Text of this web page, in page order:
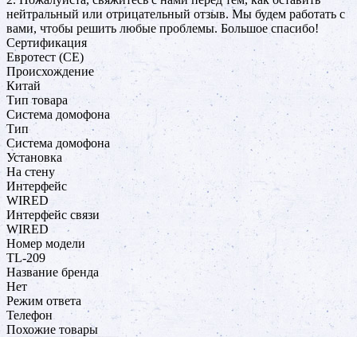
нейтральный или отрицательный отзыв. Мы будем работать с
вами, чтобы решить любые проблемы. Большое спасибо!
Сертификация
Евротест (СЕ)
Происхождение
Китай
Тип товара
Система домофона
Тип
Система домофона
Установка
На стену
Интерфейс
WIRED
Интерфейс связи
WIRED
Номер модели
TL-209
Название бренда
Нет
Режим ответа
Телефон
Похожие товары